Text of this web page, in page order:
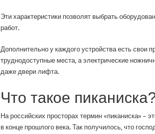
Эти характеристики позволят выбрать
работ.
Дополнительно у каждого устройства есть свои
труднодоступные места, а электрические
даже двери лифта.
Что такое
На российских просторах термин «пиканиска» –
в конце прошлого века. Так получилось, что